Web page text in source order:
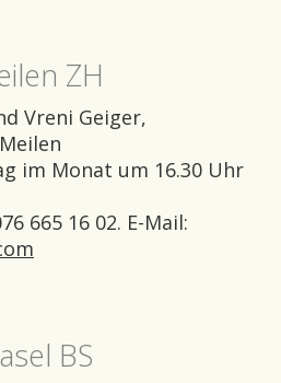
ZH
Vreni Geiger,
im Monat um 16.30 Uhr
665 16 02. E-Mail:
BS